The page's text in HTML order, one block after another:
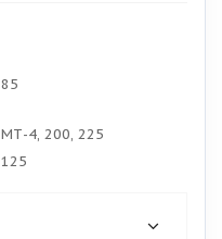
85
МТ-4, 200, 225
125